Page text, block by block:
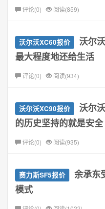
评论(0) 阅读(859)
沃尔沃XC60报价
沃尔
最大程度地还给生活
评论(0) 阅读(934)
沃尔沃XC90报价
沃尔
的历史坚持的就是安全
评论(0) 阅读(935)
赛力斯SF5报价
余承东
模式